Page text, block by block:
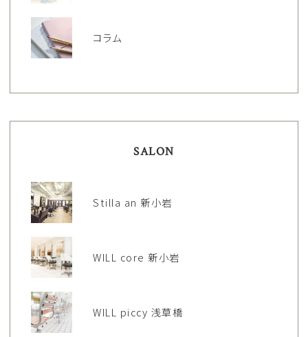
コラム
SALON
Stilla an 新小岩
WILL core 新小岩
WILL piccy 浅草橋